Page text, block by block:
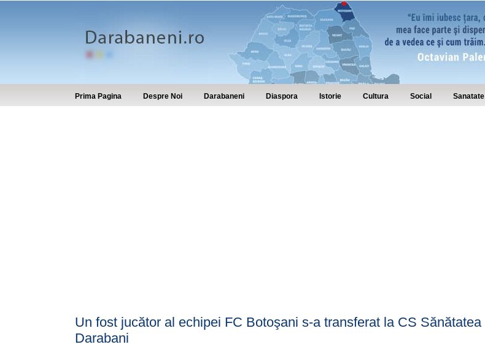
Prima Pagina Despre Noi Darabaneni Diaspora Istorie Cultura Social Sanatate
Un fost jucător al echipei FC Botoşani s-a transferat la CS Sănătatea
Darabani